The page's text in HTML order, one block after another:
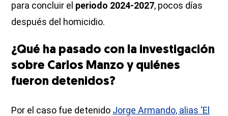
para concluir el periodo 2024-2027, pocos días
después del homicidio.
¿Qué ha pasado con la investigación
sobre Carlos Manzo y quiénes
fueron detenidos?
Por el caso fue detenido Jorge Armando, alias ‘El